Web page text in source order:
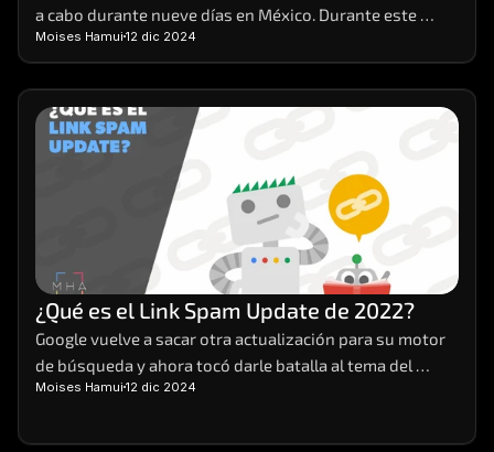
a cabo durante nueve días en México. Durante este
evento, distintas empresas de venta y servicios
preparan sus e-commerces, para brindar sus productos
a sus clientes con promociones y descuentos que no se
ven en cualquier otra época del año.
Moises Hamui 12 dic 2024
¿Qué es el Link Spam Update de 2022?
Google vuelve a sacar otra actualización para su motor
de búsqueda y ahora tocó darle batalla al tema del
spam. Así pues, salió a mediados de diciembre de este
Moises Hamui 12 dic 2024